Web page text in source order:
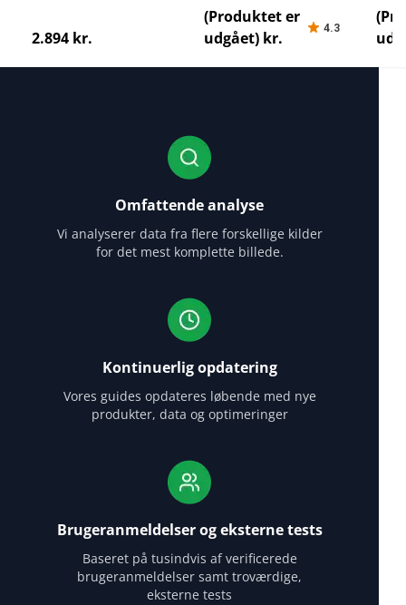
2.894 kr.
Digital
(Produktet er
udgået) kr.
4.3
Omfattende analyse
Vi analyserer data fra flere forskellige kilder
for det mest komplette billede.
Kontinuerlig opdatering
Vores guides opdateres løbende med nye
produkter, data og optimeringer
Brugeranmeldelser og eksterne tests
Baseret på tusindvis af verificerede
brugeranmeldelser samt troværdige,
eksterne tests